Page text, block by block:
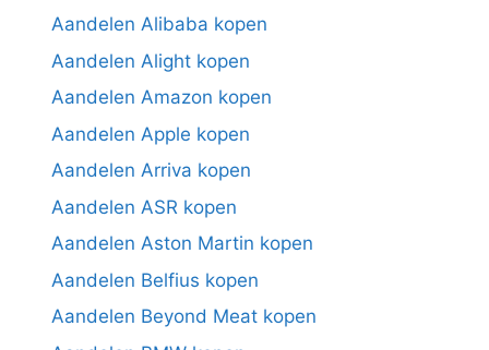
Aandelen Alibaba kopen
Aandelen Alight kopen
Aandelen Amazon kopen
Aandelen Apple kopen
Aandelen Arriva kopen
Aandelen ASR kopen
Aandelen Aston Martin kopen
Aandelen Belfius kopen
Aandelen Beyond Meat kopen